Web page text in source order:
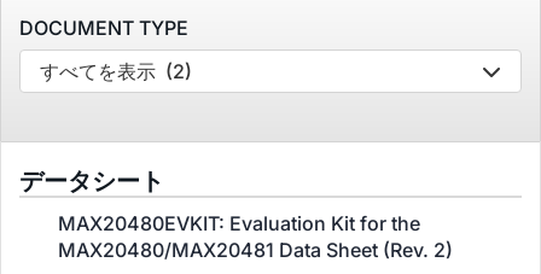
DOCUMENT TYPE
すべてを表示 (2)
データシート
MAX20480EVKIT: Evaluation Kit for the
MAX20480/MAX20481 Data Sheet (Rev. 2)